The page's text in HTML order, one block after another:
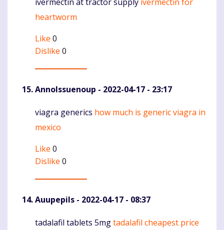
Komentaras
heartworm
Like 0
Dislike 0
AnnoIssuenoup - 2022-04-17 - 23:17
Komentaras
viagra generics how much is generic viagra in
mexico
Like 0
Dislike 0
Auupepils - 2022-04-17 - 08:37
Komentaras
tadalafil tablets 5mgtadalafil cheapest price